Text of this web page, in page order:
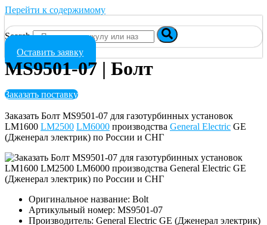
Перейти к содержимому
Search
Оставить заявку
MS9501-07 | Болт
Заказать поставку
Заказать Болт MS9501-07 для газотурбинных установок
LM1600 LM2500 LM6000 производства General Electric GE
(Дженерал электрик) по России и СНГ
Оригинальное название: Bolt
Артикульный номер: MS9501-07
Производитель: General Electric GE (Дженерал электрик)